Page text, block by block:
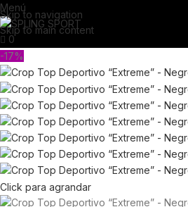
Skip to navigation
Skip to main content
Menú
0
-17%
Click para agrandar